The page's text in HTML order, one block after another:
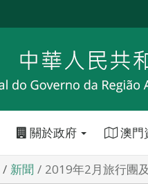
關於政府 澳門
新聞 2019年2月旅行團